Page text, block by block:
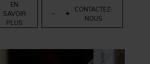
EN
SAVOIR
PLUS
CONTACTEZ-
NOUS